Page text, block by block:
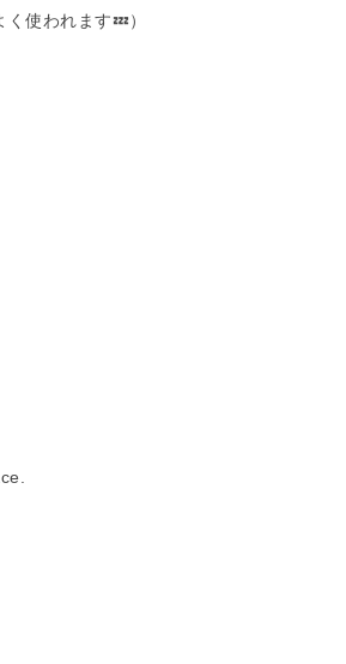
使われます💤）